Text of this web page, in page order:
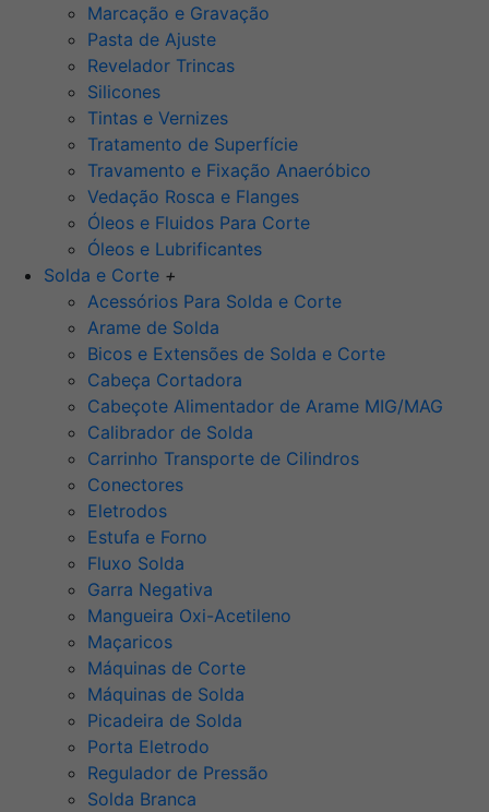
Marcação e Gravação
Pasta de Ajuste
Revelador Trincas
Silicones
Tintas e Vernizes
Tratamento de Superfície
Travamento e Fixação Anaeróbico
Vedação Rosca e Flanges
Óleos e Fluidos Para Corte
Óleos e Lubrificantes
Solda e Corte +
Acessórios Para Solda e Corte
Arame de Solda
Bicos e Extensões de Solda e Corte
Cabeça Cortadora
Cabeçote Alimentador de Arame MIG/MAG
Calibrador de Solda
Carrinho Transporte de Cilindros
Conectores
Eletrodos
Estufa e Forno
Fluxo Solda
Garra Negativa
Mangueira Oxi-Acetileno
Maçaricos
Máquinas de Corte
Máquinas de Solda
Picadeira de Solda
Porta Eletrodo
Regulador de Pressão
Solda Branca